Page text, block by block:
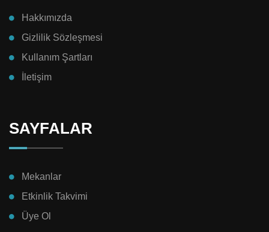
Hakkımızda
Gizlilik Sözleşmesi
Kullanım Şartları
İletişim
SAYFALAR
Mekanlar
Etkinlik Takvimi
Üye Ol